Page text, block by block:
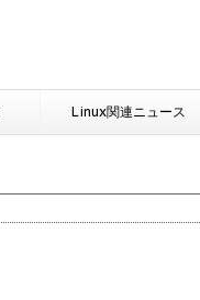
Linux関連ニュース